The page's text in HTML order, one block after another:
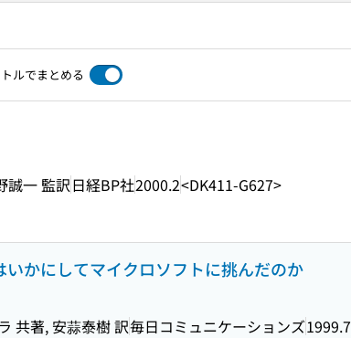
ルでまとめる
誠一 監訳日経BP社2000.2<DK411-G627>
かにしてマイクロソフトに挑んだのか
共著, 安蒜泰樹 訳毎日コミュニケーションズ1999.7